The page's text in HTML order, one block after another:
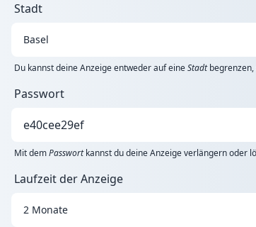
Stadt
Du kannst deine Anzeige entweder auf eineStadtbegrenzen,
Passwort
Mit demPasswortkannst du deine Anzeige verlängern oder
Laufzeit der Anzeige